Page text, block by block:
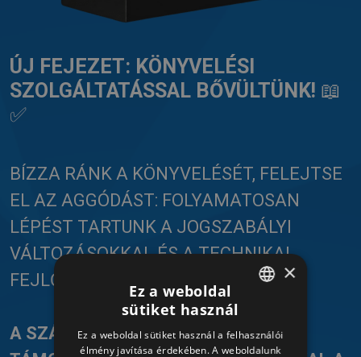
ÚJ FEJEZET: KÖNYVELÉSI
SZOLGÁLTATÁSSAL BŐVÜLTÜNK! 📖
✅
BÍZZA RÁNK A KÖNYVELÉSÉT, FELEJTSE
EL AZ AGGÓDÁST: FOLYAMATOSAN
LÉPÉST TARTUNK A JOGSZABÁLYI
VÁLTOZÁSOKKAL ÉS A TECHNIKAI
FEJLŐDÉSSEL.
A SZÁMADÓ SZOFTVERREL
HUNGARIAN
×
Ez a weboldal
sütiket használ
Ez a weboldal sütiket használ a felhasználói
élmény javítása érdekében. A weboldalunk